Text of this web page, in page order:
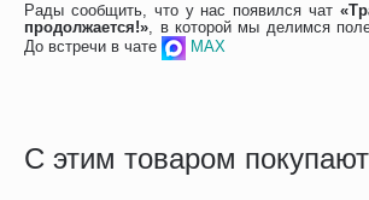
Рады сообщить, что у нас появился чат
продолжается!», в которой мы делимся
До встречи в чате
MAX
С этим товаром покупают